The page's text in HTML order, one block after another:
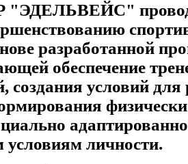
разработанной
обеспечение
создания условий для
личности.